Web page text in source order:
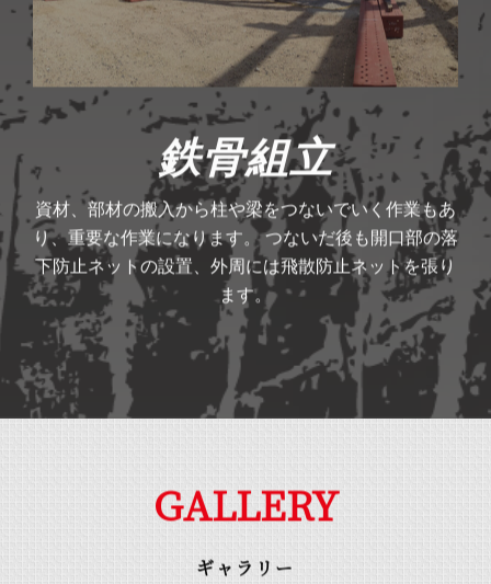
鉄骨組立
資材、部材の搬入から柱や梁をつないでいく作業もあ
り、重要な作業になります。 つないだ後も開口部の落
下防止ネットの設置、外周には飛散防止ネットを張り
ます。
GALLERY
ギャラリー